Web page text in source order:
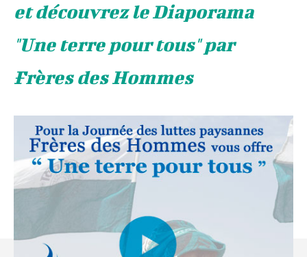
et découvrez le Diaporama
"Une terre pour tous" par
Frères des Hommes